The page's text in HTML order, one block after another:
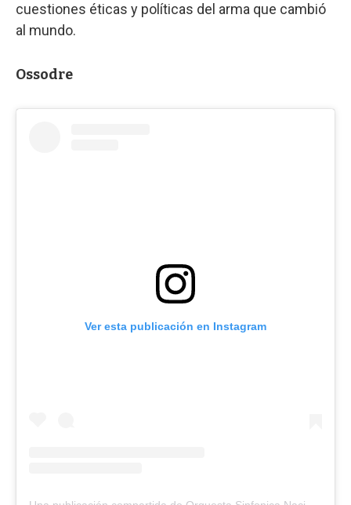
cuestiones éticas y políticas del arma que cambió
al mundo.
Ossodre
Ver esta publicación en Instagram